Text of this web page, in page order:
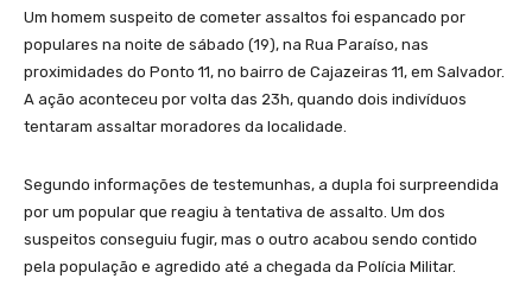
Um homem suspeito de cometer assaltos foi espancado por
populares na noite de sábado (19), na Rua Paraíso, nas
proximidades do Ponto 11, no bairro de Cajazeiras 11, em Salvador.
A ação aconteceu por volta das 23h, quando dois indivíduos
tentaram assaltar moradores da localidade.
Segundo informações de testemunhas, a dupla foi surpreendida
por um popular que reagiu à tentativa de assalto. Um dos
suspeitos conseguiu fugir, mas o outro acabou sendo contido
pela população e agredido até a chegada da Polícia Militar.